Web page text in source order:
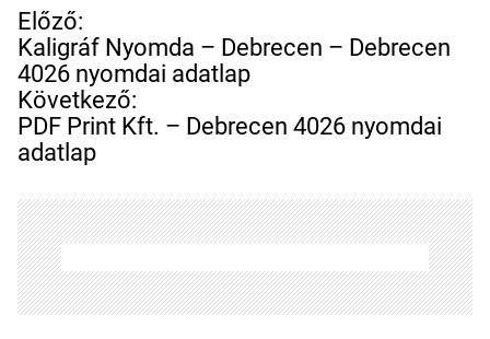
B
e
j
e
g
y
z
é
s
n
a
v
Előző:
Kaligráf Nyomda – Debrecen – Debrecen
4026 nyomdai adatlap
Következő:
PDF Print Kft. – Debrecen 4026 nyomdai
adatlap